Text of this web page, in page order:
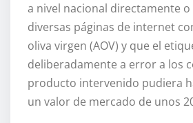
a nivel nacional directamente o
diversas páginas de internet
oliva virgen (AOV) y que el
deliberadamente a error a los
producto intervenido pudiera
un valor de mercado de unos